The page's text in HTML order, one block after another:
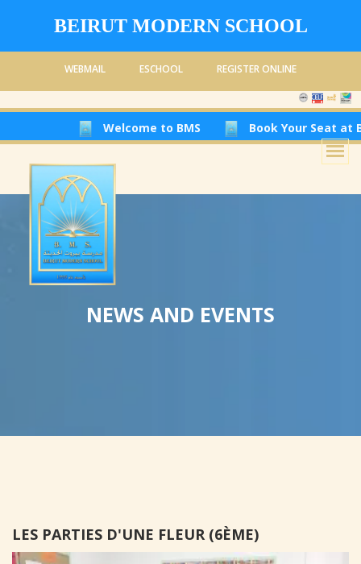
BEIRUT MODERN SCHOOL
WEBMAIL ESCHOOL REGISTER ONLINE
Welcome to BMS Book Your Seat at
NEWS AND EVENTS
LES PARTIES D'UNE FLEUR (6ÈME)